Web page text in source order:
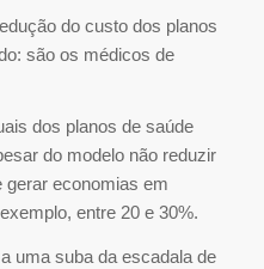
do custo dos planos
são os médicos de
dos planos de saúde
do modelo não reduzir
gerar economias em
entre 20 e 30%.
uma suba da escadala de